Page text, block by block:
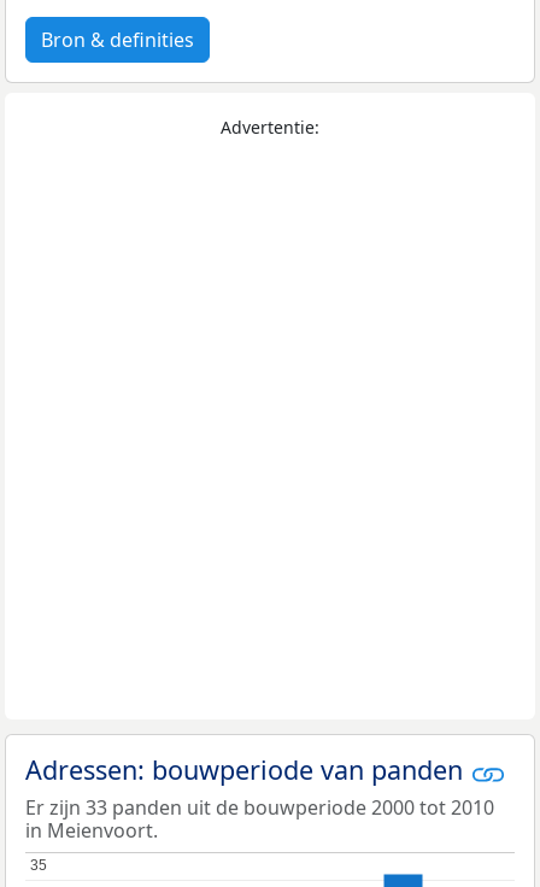
Bron & definities
Advertentie:
Adressen: bouwperiode van panden
Er zijn 33 panden uit de bouwperiode 2000 tot 2010
in Meienvoort.
35
35